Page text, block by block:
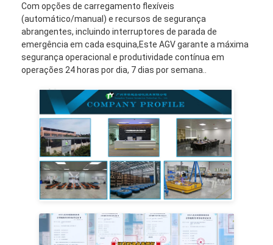
Com opções de carregamento flexíveis
(automático/manual) e recursos de segurança
abrangentes, incluindo interruptores de parada de
emergência em cada esquina,Este AGV garante a máxima
segurança operacional e produtividade contínua em
operações 24 horas por dia, 7 dias por semana..